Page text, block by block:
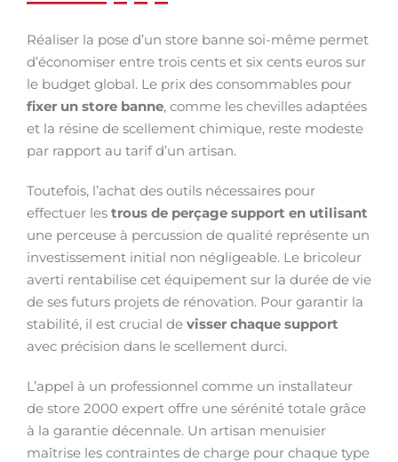
Réaliser la pose d’un store banne soi-même permet
d’économiser entre trois cents et six cents euros sur
le budget global. Le prix des consommables pour
fixer un store banne, comme les chevilles adaptées
et la résine de scellement chimique, reste modeste
par rapport au tarif d’un artisan.
Toutefois, l’achat des outils nécessaires pour
effectuer les trous de perçage support en utilisant
une perceuse à percussion de qualité représente un
investissement initial non négligeable. Le bricoleur
averti rentabilise cet équipement sur la durée de vie
de ses futurs projets de rénovation. Pour garantir la
stabilité, il est crucial de visser chaque support
avec précision dans le scellement durci.
L’appel à un professionnel comme un installateur
de store 2000 expert offre une sérénité totale grâce
à la garantie décennale. Un artisan menuisier
maîtrise les contraintes de charge pour chaque type